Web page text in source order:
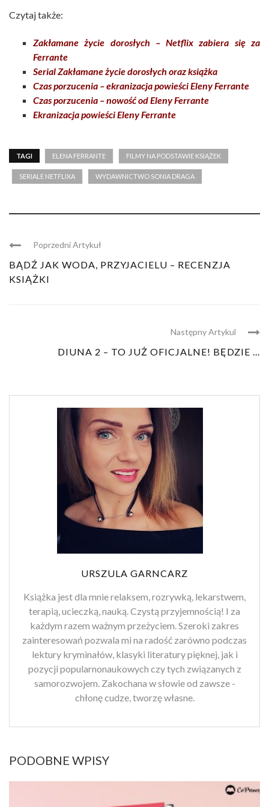
Czytaj także:
Zakłamane życie dorosłych – Netflix zabiera się za
Ferrante
Serial Zakłamane życie dorosłych oraz książka
Czas porzucenia – ekranizacja powieści Eleny Ferrante
Czas porzucenia – nowość od Eleny Ferrante
Ekranizacja powieści Eleny Ferrante
TAGI ELENA FERRANTE FILMY NA PODSTAWIE KSIĄŻEK
SERIALE NETFLIXA WYDAWNICTWO SONIA DRAGA
Poprzedni Artykuł
BĄDŹ JAK WODA, PRZYJACIELU – RECENZJA
KSIĄŻKI
Następny Artykul
DIUNA 2 – TO JUŻ OFICJALNE! BĘDZIE ...
URSZULA GARNCARZ
Książka jest dla mnie relaksem, rozrywką, lekarstwem,
terapią, ucieczką, nauką. Czystą przyjemnością! I za
każdym razem ważnym przeżyciem. Szeroki zakres
zainteresowań pozwala mi na radość zarówno podczas
lektury kryminałów, klasyki literatury pięknej, jak i
pozycji popularnonaukowych czy tych związanych z
samorozwojem. Zakochana w słowie od zawsze -
chłonę cudze, tworzę własne.
PODOBNE WPISY